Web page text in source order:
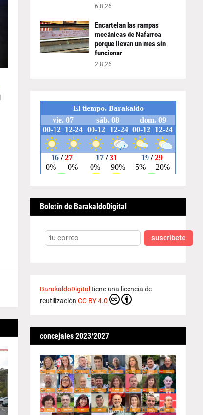
6.8.26
Encartelan las rampas
mecánicas de Nafarroa
porque llevan un mes sin
funcionar
2.8.26
Boletín de BarakaldoDigital
suscríbete
BarakaldoDigital tiene una licencia de
reutilización CC BY 4.0
concejales 2023/2027